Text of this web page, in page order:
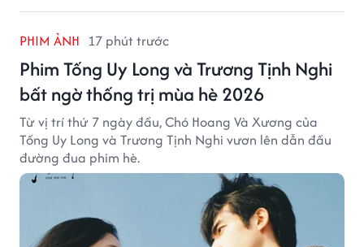
PHIM ẢNH 17 phút trước
Phim Tống Uy Long và Trương Tịnh Nghi
bất ngờ thống trị mùa hè 2026
Từ vị trí thứ 7 ngày đầu, Chó Hoang Và Xương của
Tống Uy Long và Trương Tịnh Nghi vươn lên dẫn đầu
đường đua phim hè.